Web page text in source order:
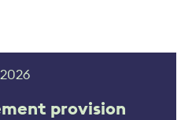
provision